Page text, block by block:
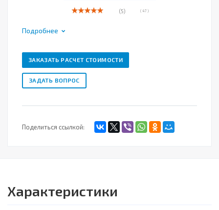
(5) ( 47 )
Подробнее
ЗАКАЗАТЬ РАСЧЕТ СТОИМОСТИ
ЗАДАТЬ ВОПРОС
Поделиться ссылкой:
Характеристики